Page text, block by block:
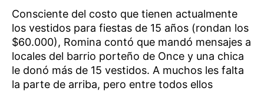
Consciente del costo que tienen actualmente
los vestidos para fiestas de 15 años (rondan los
$60.000), Romina contó que mandó mensajes a
locales del barrio porteño de Once y una chica
le donó más de 15 vestidos. A muchos les falta
la parte de arriba, pero entre todos ellos